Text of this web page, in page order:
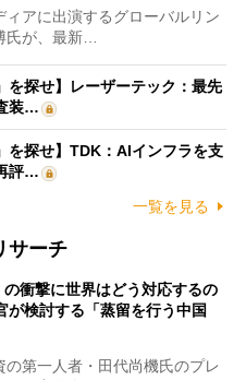
アに出演するグローバルリン
氏が、最新…
を探せ】レーザーテック：最先
装…
を探せ】TDK：AIインフラを支
評…
一覧を見る
サーチ
衝撃に世界はどう対応するの
検討する「蒸留を行う中国
第一人者・田代尚機氏のプレ